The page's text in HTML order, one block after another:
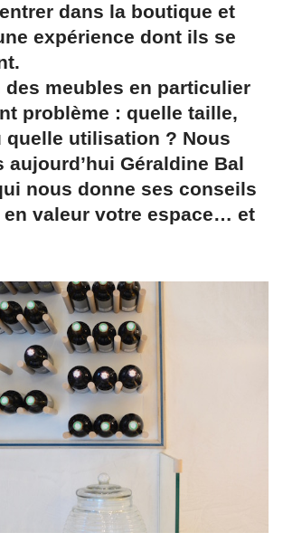
dans la boutique et
expérience dont ils se
des meubles en particulier
problème : quelle taille,
quelle utilisation ? Nous
aujourd’hui Géraldine Bal
nous donne ses conseils
en valeur votre espace… et